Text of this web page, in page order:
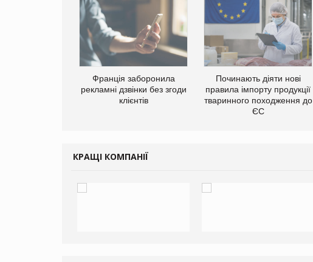
Франція заборонила
рекламні дзвінки без згоди
клієнтів
Починають діяти нові
правила імпорту продукції
тваринного походження до
ЄС
КРАЩІ КОМПАНІЇ